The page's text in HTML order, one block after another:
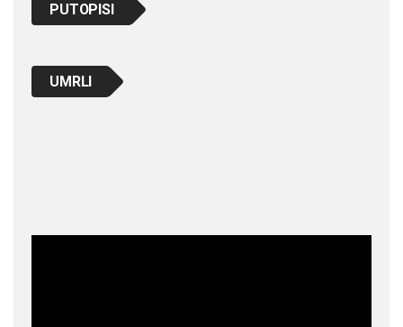
PUTOPISI
UMRLI